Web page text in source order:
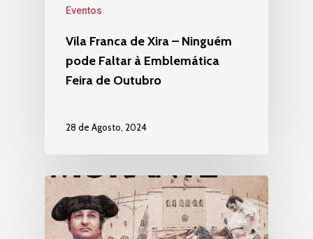
Eventos
Vila Franca de Xira – Ninguém
pode Faltar à Emblemática
Feira de Outubro
28 de Agosto, 2024